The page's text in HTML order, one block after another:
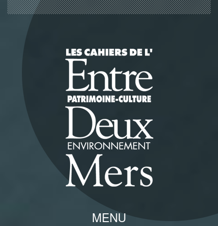
MENU
Panneau de gestion des cookies